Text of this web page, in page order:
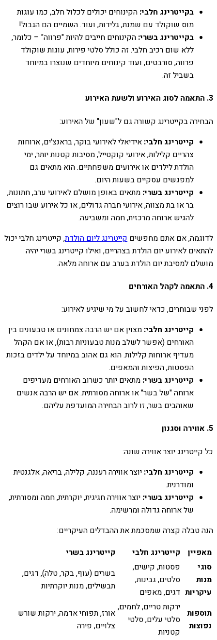
בקייטרינג חלבי: הקינוחים יכולים לכלול חלב, כמו עוגות
מוס שוקולד עם שמנת, גלידות, ועוד. השמיים הם הגבול!
בקייטרינג בשרי: הקינוחים חייבים להיות "פרווה" – כלומר,
ללא שום רכיב חלבי. זה כולל סלטי פירות, עוגות שוקולד
פרווה, סורבטים, ועוד קינוחים מיוחדים שנוצרו במיוחד
בשביל זה.
3. התאמה לסוג האירוע ולשעת האירוע
הבחירה בקייטרינג קשורה גם ל"שעון" של האירוע:
קייטרינג חלבי: אידיאלי לאירועי בוקר, בראנצ'ים, ארוחות
צהריים קלילות, אירועי קוקטייל, מסיבות קטנות יותר, ימי
הולדת לילדים או אירועים משפחתיים. הוא מתאים גם
למפגשים עסקיים בשעות היום.
קייטרינג בשרי: מתאים באופן מושלם לאירועי ערב, חתונות,
בר או בת מצווה, אירועי חברה גדולים, או כל אירוע שבו רוצים
להגיש ארוחה מרכזית, חמה ומשביעה.
לדוגמה, אם אתם מחפשים קייטרינג ליום הולדת, קייטרינג חלבי יכול
להתאים לאירוע יום הולדת בצהריים, ואילו קייטרינג בשרי יהיה
מושלם למסיבת יום הולדת בערב עם ארוחה מלאה.
4. התאמה לקהל האורחים
לפני שבוחרים, כדאי לחשוב על מי שיגיע לאירוע:
קייטרינג חלבי: מצוין אם יש הרבה צמחונים או טבעונים בין
האורחים (אפשר לשלב מנות טבעוניות רבות), או אם הקהל
מעדיף ארוחות קלילות. הוא גם אהוב במיוחד על ילדים בזכות
הפסטות, הפיצות והמאפים.
קייטרינג בשרי: מתאים יותר כשרוב האורחים מעדיפים
ארוחה "של בשר" או ארוחה מסורתית. אם יש הרבה אנשים
שאוהבים בשר, זו לרוב הבחירה המועדפת עליהם.
5. אווירה וסגנון
כל קייטרינג יוצר אווירה שונה:
קייטרינג חלבי: יוצר אווירה רעננה, קלילה, בריאה, אלגנטית
ומודרנית.
קייטרינג בשרי: יוצר אווירה חגיגית, יוקרתית, חמה ומסורתית,
של ארוחה גדולה ומרשימה.
הנה טבלה קצרה שמסכמת את ההבדלים העיקריים:
מאפיין
קייטרינג חלבי
קייטרינג בשרי
סוגי
מנות
עיקריות
פסטות, קישים,
סלטים, גבינות,
דגים, מאפים
בשרים (עוף, בקר, טלה), דגים,
תבשילים, מנות יוקרתיות
תוספות
נפוצות
ירקות טריים, לחמים,
סלטי עלים, סלטי
קטניות
אורז, תפוחי אדמה, ירקות שורש
צלויים, פירה